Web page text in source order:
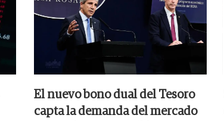
El nuevo bono dual del Tesoro
capta la demanda del mercado